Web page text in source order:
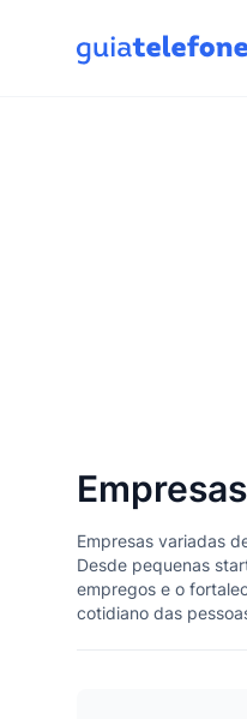
Empresas variadas
Desde pequenas
empregos e o
cotidiano das